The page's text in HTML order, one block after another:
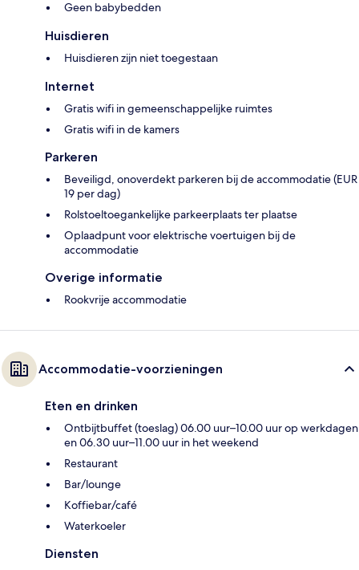
Geen babybedden
Huisdieren
Huisdieren zijn niet toegestaan
Internet
Gratis wifi in gemeenschappelijke ruimtes
Gratis wifi in de kamers
Parkeren
Beveiligd, onoverdekt parkeren bij de accommodatie (EUR
19 per dag)
Rolstoeltoegankelijke parkeerplaats ter plaatse
Oplaadpunt voor elektrische voertuigen bij de
accommodatie
Overige informatie
Rookvrije accommodatie
Accommodatie-voorzieningen
Eten en drinken
Ontbijtbuffet (toeslag) 06.00 uur–10.00 uur op werkdagen
en 06.30 uur–11.00 uur in het weekend
Restaurant
Bar/lounge
Koffiebar/café
Waterkoeler
Diensten